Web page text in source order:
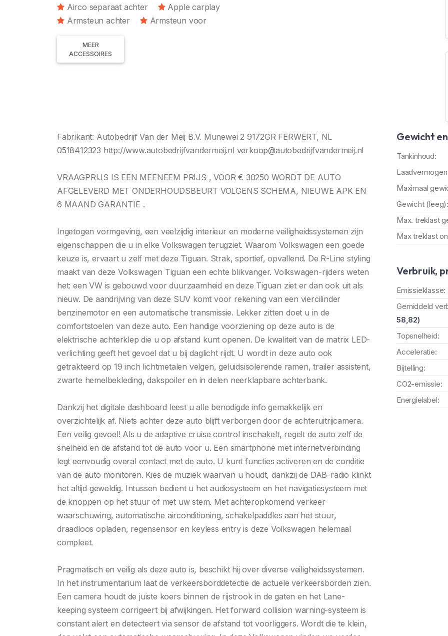
Airco separaat achter
Apple carplay
Armsteun achter
Armsteun voor
MEER
ACCESSOIRES
Fabrikant: Autobedrijf Van der Meij B.V. Munewei 2 9172GR FERWERT, NL
0518412323 http://www.autobedrijfvandermeij.nl verkoop@autobedrijfvandermeij.nl
VRAAGPRIJS IS EEN MEENEEM PRIJS , VOOR € 30250 WORDT DE AUTO
AFGELEVERD MET ONDERHOUDSBEURT VOLGENS SCHEMA, NIEUWE APK EN
6 MAAND GARANTIE .
Ingetogen vormgeving, een veelzijdig interieur en moderne veiligheidssystemen zijn
eigenschappen die u in elke Volkswagen terugziet. Waarom Volkswagen een goede
keuze is, ervaart u zelf met deze Tiguan. Strak, sportief, opvallend. De R-Line styling
maakt van deze Volkswagen Tiguan een echte blikvanger. Volkswagen-rijders weten
het: een VW is gebouwd voor duurzaamheid en deze Tiguan ziet er dan ook uit als
nieuw. De aandrijving van deze SUV komt voor rekening van een viercilinder
benzinemotor en een automatische transmissie. Lekker zitten doet u in de
comfortstoelen van deze auto. Een handige voorziening op deze auto is de
elektrische achterklep die u op afstand kunt openen. De kwaliteit van de matrix LED-
verlichting geeft het gevoel dat u bij daglicht rijdt. U wordt in deze auto ook
getrakteerd op 19 inch lichtmetalen velgen, geluidsisolerende ramen, trailer assistent,
zwarte hemelbekleding, dakspoiler en in delen neerklapbare achterbank.
Dankzij het digitale dashboard leest u alle benodigde info gemakkelijk en
overzichtelijk af. Niets achter deze auto blijft verborgen door de achteruitrijcamera.
Een veilig gevoel! Als u de adaptive cruise control inschakelt, regelt de auto zelf de
snelheid en de afstand tot de auto voor u. Een smartphone met internetverbinding
legt eenvoudig overal contact met de auto. U kunt functies activeren en de conditie
van de auto monitoren. Kies de muziek waarvan u houdt, dankzij de DAB-radio klinkt
het altijd geweldig. Intussen bedient u het audiosysteem en het navigatiesysteem met
de knoppen op het stuur of met uw stem. Met achteropkomend verkeer
waarschuwing, automatische airconditioning, schakelpaddles aan het stuur,
draadloos opladen, regensensor en keyless entry is deze Volkswagen helemaal
compleet.
Pragmatisch en veilig als deze auto is, beschikt hij over diverse veiligheidssystemen.
In het instrumentarium laat de verkeersborddetectie de actuele verkeersborden zien.
Een camera houdt de juiste koers binnen de rijstrook in de gaten en het Lane-
keeping systeem corrigeert bij afwijkingen. Het forward collision warning-systeem is
constant alert en detecteert via sensor de afstand tot voorliggers. Wordt die te klein,
Gewicht
Tankinhoud:
Maximaal
Gewicht (leeg):
Max. treklast
Max treklast
Verbruik,
Emissieklasse:
Gemiddeld
58,82)
Topsnelheid:
Acceleratie:
Bijtelling:
CO2-emissie:
Energielabel: